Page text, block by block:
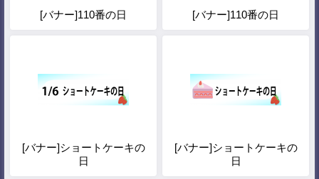
[バナー]110番の日 [バナー]110番の日
[バナー]ショートケーキの
日
[バナー]ショートケーキの
日